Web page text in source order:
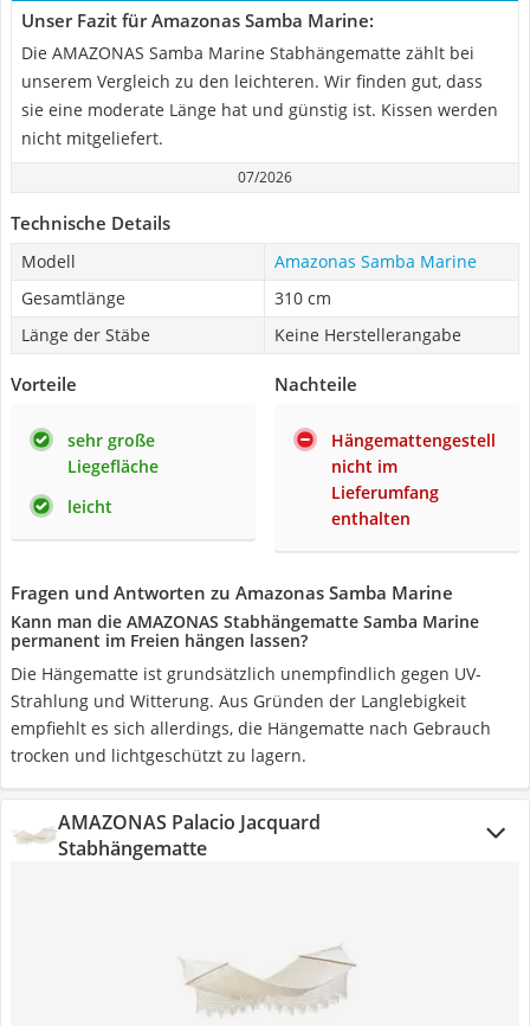
Unser Fazit für Amazonas Samba Marine:
Die AMAZONAS Samba Marine Stabhängematte zählt bei
unserem Vergleich zu den leichteren. Wir finden gut, dass
sie eine moderate Länge hat und günstig ist. Kissen werden
nicht mitgeliefert.
07/2026
Technische Details
Modell
Amazonas Samba Marine
Gesamtlänge
310 cm
Länge der Stäbe
Keine Herstellerangabe
Vorteile
sehr große
Liegefläche
leicht
Nachteile
Hängemattengestell
nicht im
Lieferumfang
enthalten
Fragen und Antworten zu Amazonas Samba Marine
Kann man die AMAZONAS Stabhängematte Samba Marine
permanent im Freien hängen lassen?
Die Hängematte ist grundsätzlich unempfindlich gegen UV-
Strahlung und Witterung. Aus Gründen der Langlebigkeit
empfiehlt es sich allerdings, die Hängematte nach Gebrauch
trocken und lichtgeschützt zu lagern.
AMAZONAS Palacio Jacquard
Stabhängematte